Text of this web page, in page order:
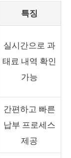
특징
실시간으로 과
태료 내역 확인
가능
간편하고 빠른
납부 프로세스
제공